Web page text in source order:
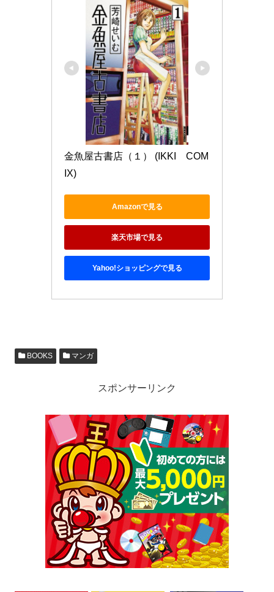
金魚屋古書店（１） (IKKI　COM
IX)
Amazonで見る
楽天市場で見る
Yahoo!ショッピングで見る
BOOKS マンガ
スポンサーリンク